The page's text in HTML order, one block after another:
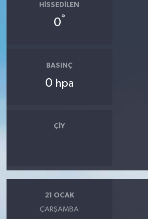
HISSEDILEN
0°
BASINÇ
0 hpa
ÇIY
21 OCAK
ÇARŞAMBA